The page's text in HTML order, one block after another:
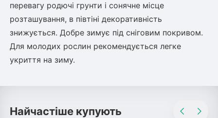
перевагу родючі грунти і сонячне місце
розташування, в півтіні декоративність
знижується. Добре зимує під сніговим покривом.
Для молодих рослин рекомендується легке
укриття на зиму.
Найчастіше купують